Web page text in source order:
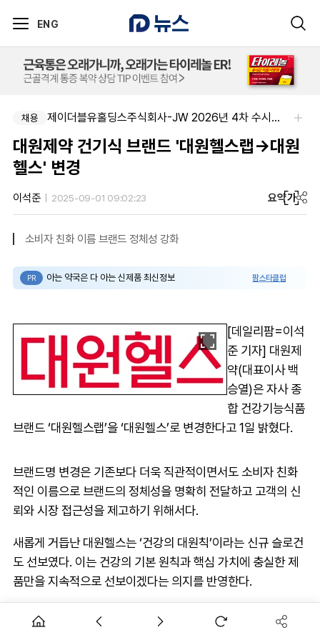
ENG
채용 제이더블유홀딩스주식회사-JW 2026년 4차 수시채용
대원제약 건기식 브랜드 '대원헬스랩→대원
헬스' 변경
이석준 2025-09-01 09:02:23 요약가
소비자 친화 이름 브랜드 정체성 강화
PR 아는 약국은 다 아는 신제품 최신정보 팜스타클럽
[데일리팜=이석
준 기자] 대원제
약(대표이사 백
승열)은 자사 종
합 건강기능식품
브랜드 ‘대원헬스랩’을 ‘대원헬스’로 변경한다고 1일 밝혔다.
브랜드명 변경은 기존보다 더욱 직관적이면서도 소비자 친화
적인 이름으로 브랜드의 정체성을 명확히 전달하고 고객의 신
뢰와 시장 접근성을 제고하기 위해서다.
새롭게 거듭난 대원헬스는 ‘건강의 대원칙’이라는 신규 슬로건
도 선보였다. 이는 건강의 기본 원칙과 핵심 가치에 충실한 제
품만을 지속적으로 선보이겠다는 의지를 반영한다.